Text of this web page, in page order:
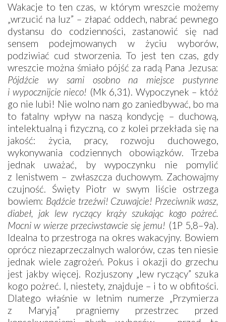
Wakacje to ten czas, w którym wreszcie możemy
„wrzucić na luz” – złapać oddech, nabrać pewnego
dystansu do codzienności, zastanowić się nad
sensem podejmowanych w życiu wyborów,
podziwiać cud stworzenia. To jest ten czas, gdy
wreszcie można śmiało pójść za radą Pana Jezusa:
Pójdźcie wy sami osobno na miejsce pustynne
i wypocznijcie nieco! (Mk 6,31). Wypoczynek – któż
go nie lubi! Nie wolno nam go zaniedbywać, bo ma
to fatalny wpływ na naszą kondycję – duchową,
intelektualną i fizyczną, co z kolei przekłada się na
jakość: życia, pracy, rozwoju duchowego,
wykonywania codziennych obowiązków. Trzeba
jednak uważać, by wypoczynku nie pomylić
z lenistwem – zwłaszcza duchowym. Zachowajmy
czujność. Święty Piotr w swym liście ostrzega
bowiem: Bądźcie trzeźwi! Czuwajcie! Przeciwnik wasz,
diabeł, jak lew ryczący krąży szukając kogo pożreć.
Mocni w wierze przeciwstawcie się jemu! (1P 5,8–9a).
Idealna to przestroga na okres wakacyjny. Bowiem
oprócz niezaprzeczalnych walorów, czas ten niesie
jednak wiele zagrożeń. Pokus i okazji do grzechu
jest jakby więcej. Rozjuszony „lew ryczący” szuka
kogo pożreć. I, niestety, znajduje – i to w obfitości.
Dlatego właśnie w letnim numerze „Przymierza
z Maryją” pragniemy przestrzec przed